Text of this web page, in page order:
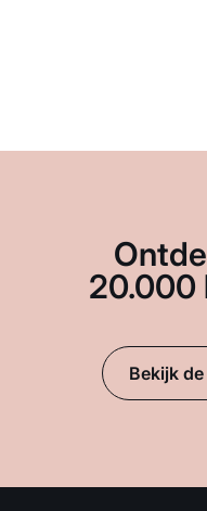
20.000
Bekijk